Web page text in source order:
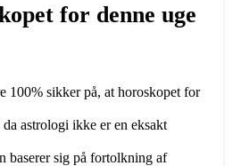
for denne uge
100% sikker på, at horoskopet for
astrologi ikke er en eksakt
baserer sig på fortolkning af